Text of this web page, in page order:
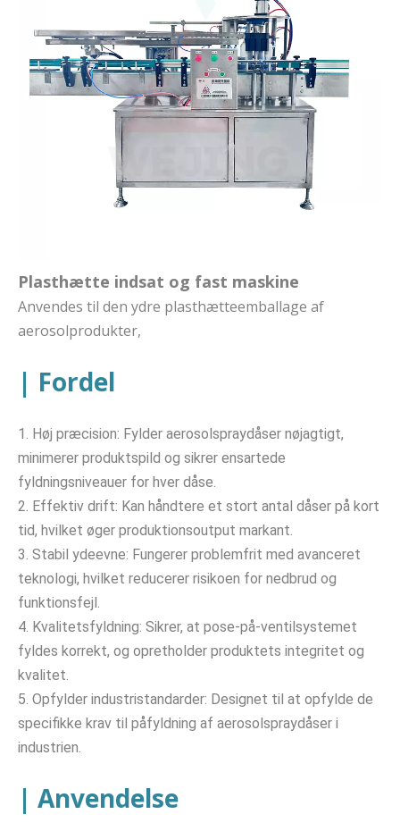
Plasthætte indsat og fast maskine
Anvendes til den ydre plasthætteemballage af
aerosolprodukter,
| Fordel
1. Høj præcision: Fylder aerosolspraydåser nøjagtigt,
minimerer produktspild og sikrer ensartede
fyldningsniveauer for hver dåse.
2. Effektiv drift: Kan håndtere et stort antal dåser på kort
tid, hvilket øger produktionsoutput markant.
3. Stabil ydeevne: Fungerer problemfrit med avanceret
teknologi, hvilket reducerer risikoen for nedbrud og
funktionsfejl.
4. Kvalitetsfyldning: Sikrer, at pose-på-ventilsystemet
fyldes korrekt, og opretholder produktets integritet og
kvalitet.
5. Opfylder industristandarder: Designet til at opfylde de
specifikke krav til påfyldning af aerosolspraydåser i
industrien.
| Anvendelse